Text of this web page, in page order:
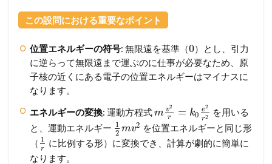
この設問における重要なポイント
位置エネルギーの符号: 無限遠を基準（0）とし、引力
に逆らって無限遠まで運ぶのに仕事が必要なため、原
子核の近くにある電子の位置エネルギーはマイナスに
なります。
エネルギーの変換: 運動方程式m v2
r = k0
e2
r2
を用いる
と、運動エネルギー 1
2 mv2 を位置エネルギーと同じ形
（ 1
r
に比例する形）に変換でき、計算が劇的に簡単に
なります。